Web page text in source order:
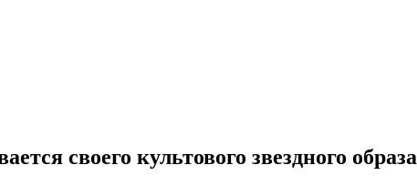
своего культового звездного образа